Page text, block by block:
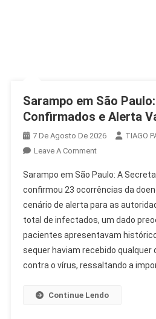
Sarampo em São
Confirmados e Alerta
7 De Agosto De 2026
TIAGO
Leave A CommentOn
Em
São
Paulo:
23
Casos
Confirmados
Sarampo em São Paulo: A
confirmou 23 ocorrências da
cenário de alerta para as
total de infectados, um dado
pacientes apresentavam
sequer haviam recebido qualquer
contra o vírus, ressaltando a
Continue Lendo